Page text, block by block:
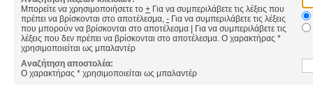
Μπορείτε να χρησιμοποιήσετε το + Για να συμπεριλάβετε τις λέξεις που
πρέπει να βρίσκονται στο αποτέλεσμα, - Για να συμπεριλάβετε τις λέξεις
που μπορούν να βρίσκονται στο αποτέλεσμα | Για να συμπεριλάβετε τις
λέξεις που δεν πρέπει να βρίσκονται στο αποτέλεσμα. Ο χαρακτήρας *
χρησιμοποιείται ως μπαλαντέρ
Αναζήτηση αποστολέα:
Ο χαρακτήρας * χρησιμοποιείται ως μπαλαντέρ